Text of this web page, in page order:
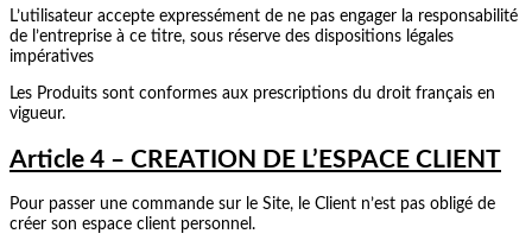
L’utilisateur accepte expressément de ne pas engager la responsabilité
de l’entreprise à ce titre, sous réserve des dispositions légales
impératives
Les Produits sont conformes aux prescriptions du droit français en
vigueur.
Article 4 – CREATION DE L’ESPACE CLIENT
Pour passer une commande sur le Site, le Client n’est pas obligé de
créer son espace client personnel.